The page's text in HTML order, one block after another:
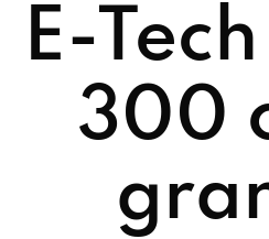
E-
300